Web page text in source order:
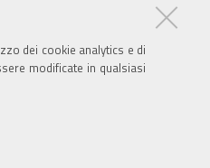
dei cookie analytics e di
modificate in qualsiasi